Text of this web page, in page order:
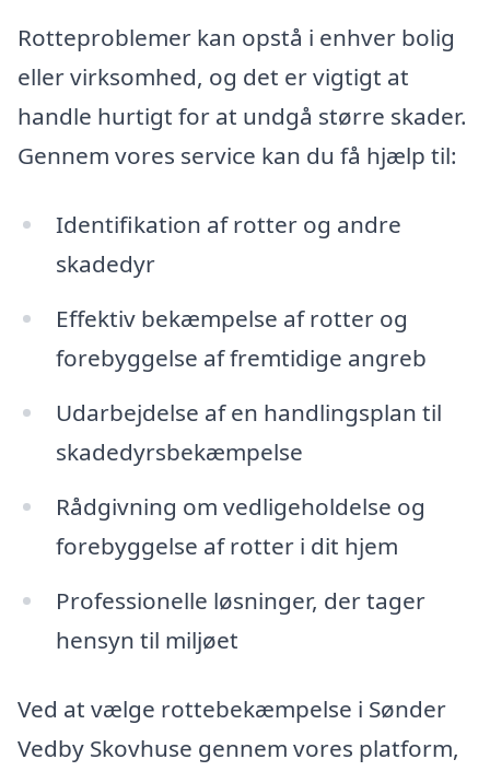
Rotteproblemer kan opstå i enhver bolig
eller virksomhed, og det er vigtigt at
handle hurtigt for at undgå større skader.
Gennem vores service kan du få hjælp til:
Identifikation af rotter og andre
skadedyr
Effektiv bekæmpelse af rotter og
forebyggelse af fremtidige angreb
Udarbejdelse af en handlingsplan til
skadedyrsbekæmpelse
Rådgivning om vedligeholdelse og
forebyggelse af rotter i dit hjem
Professionelle løsninger, der tager
hensyn til miljøet
Ved at vælge rottebekæmpelse i Sønder
Vedby Skovhuse gennem vores platform,